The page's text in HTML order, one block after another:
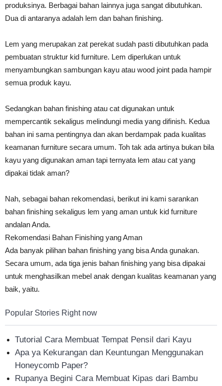
produksinya. Berbagai bahan lainnya juga sangat dibutuhkan.
Dua di antaranya adalah lem dan bahan finishing.
Lem yang merupakan zat perekat sudah pasti dibutuhkan pada
pembuatan struktur kid furniture. Lem diperlukan untuk
menyambungkan sambungan kayu atau wood joint pada hampir
semua produk kayu.
Sedangkan bahan finishing atau cat digunakan untuk
mempercantik sekaligus melindungi media yang difinish. Kedua
bahan ini sama pentingnya dan akan berdampak pada kualitas
keamanan furniture secara umum. Toh tak ada artinya bukan bila
kayu yang digunakan aman tapi ternyata lem atau cat yang
dipakai tidak aman?
Nah, sebagai bahan rekomendasi, berikut ini kami sarankan
bahan finishing sekaligus lem yang aman untuk kid furniture
andalan Anda.
Rekomendasi Bahan Finishing yang Aman
Ada banyak pilihan bahan finishing yang bisa Anda gunakan.
Secara umum, ada tiga jenis bahan finishing yang bisa dipakai
untuk menghasilkan mebel anak dengan kualitas keamanan yang
baik, yaitu.
Popular Stories Right now
Tutorial Cara Membuat Tempat Pensil dari Kayu
Apa ya Kekurangan dan Keuntungan Menggunakan
Honeycomb Paper?
Rupanya Begini Cara Membuat Kipas dari Bambu